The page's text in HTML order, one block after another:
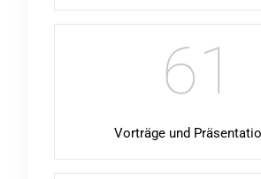
61
Vorträge und